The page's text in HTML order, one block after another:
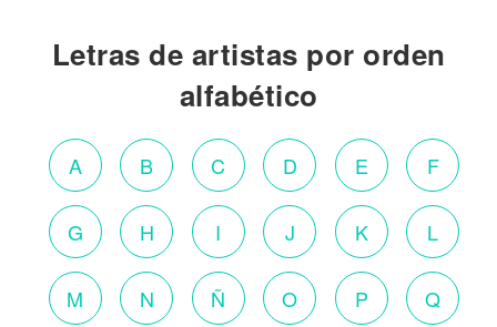
Letras de artistas por orden
alfabético
A B C D E F
G H I J K L
M N Ñ O P Q